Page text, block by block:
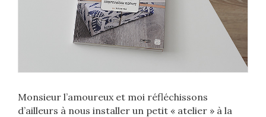
Monsieur l’amoureux et moi réfléchissons
d’ailleurs à nous installer un petit « atelier » à la